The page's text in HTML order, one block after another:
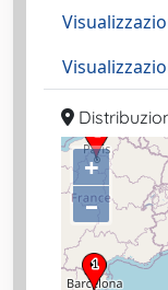
+
–